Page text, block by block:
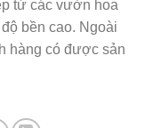
từ các vườn hoa
bền cao. Ngoài
hàng có được sản